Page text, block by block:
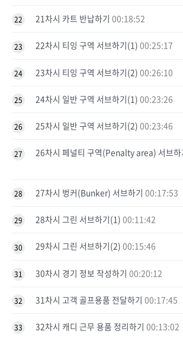
22 21차시 카트 반납하기 00:18:52
23 22차시 티잉 구역 서브하기(1) 00:25:17
24 23차시 티잉 구역 서브하기(2) 00:26:10
25 24차시 일반 구역 서브하기(1) 00:23:26
26 25차시 일반 구역 서브하기(2) 00:23:46
27 26차시 페널티 구역(Penalty area) 서브하
28 27차시 벙커(Bunker) 서브하기 00:17:53
29 28차시 그린 서브하기(1) 00:11:42
30 29차시 그린 서브하기(2) 00:15:46
31 30차시 경기 정보 작성하기 00:20:12
32 31차시 고객 골프용품 전달하기 00:17:45
33 32차시 캐디 근무 용품 정리하기 00:13:02